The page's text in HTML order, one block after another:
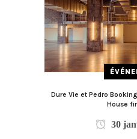
Dure Vie et Pedro
House
30